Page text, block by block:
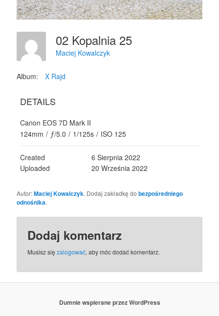
02 Kopalnia 25
Maciej Kowalczyk
Album: X Rajd
DETAILS
Canon EOS 7D Mark II
124mm / ƒ/5.0 / 1/125s / ISO 125
Created
6 Sierpnia 2022
Uploaded
20 Września 2022
Autor:Maciej Kowalczyk. Dodaj zakładkę dobezpośredniego
odnośnika.
Dodaj komentarz
Musisz sięzalogować, aby móc dodać komentarz.
Dumnie wspierane przez WordPress